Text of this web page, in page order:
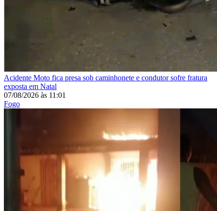
Acidente Moto fica presa sob caminhonete e condutor sofre fratura
exposta em Natal
07/08/2026 às 11:01
Fogo